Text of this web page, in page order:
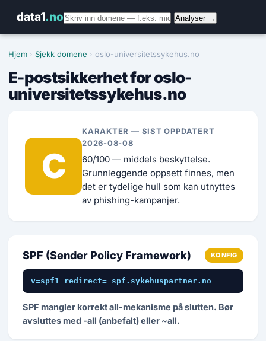
data1.no Analyser →
Hjem › Sjekk domene › oslo-universitetssykehus.no
E-postsikkerhet for oslo-
universitetssykehus.no
C
KARAKTER — SIST OPPDATERT
2026-08-08
60/100 — middels beskyttelse.
Grunnleggende oppsett finnes, men
det er tydelige hull som kan utnyttes
av phishing-kampanjer.
SPF (Sender Policy Framework) KONFIG
v=spf1 redirect=_spf.sykehuspartner.no
SPF mangler korrekt all-mekanisme på slutten. Bør
avsluttes med -all (anbefalt) eller ~all.